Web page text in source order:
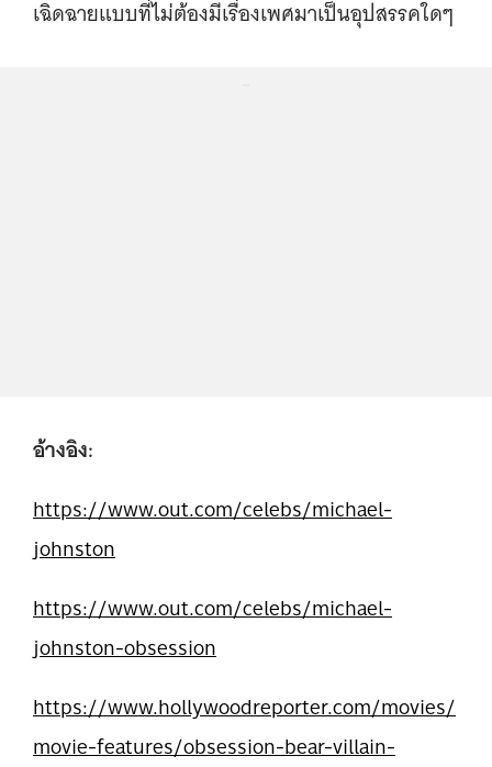
เฉิดฉายแบบที่ไม่ต้องมีเรื่องเพศมาเป็นอุปสรรคใดๆ
อ้างอิง:
https://www.out.com/celebs/michael-
johnston
https://www.out.com/celebs/michael-
johnston-obsession
https://www.hollywoodreporter.com/movies/
movie-features/obsession-bear-villain-